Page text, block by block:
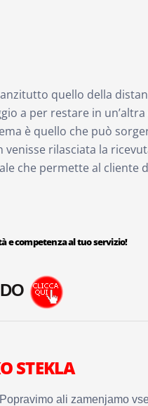
quello della
a per restare in
è quello che può
rilasciata la
che permette al cliente
e competenza al tuo servizio!
STEKLA
ali zamenjamo